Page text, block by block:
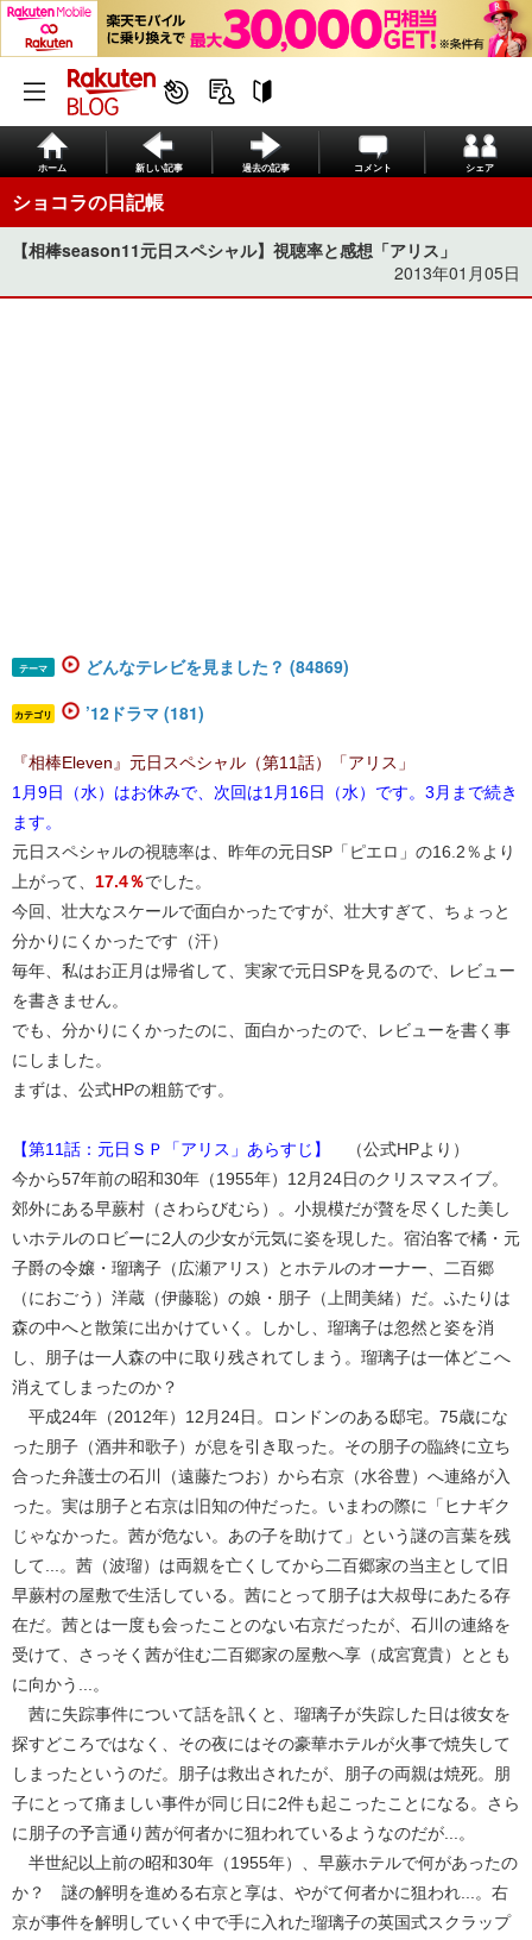
ホーム 新しい記事 過去の記事 コメント シェア
ショコラの日記帳
【相棒season11元日スペシャル】視聴率と感想「アリス」
2013年01月05日
テーマ どんなテレビを見ました？ (84869)
カテゴリ ’12ドラマ (181)
『相棒Eleven』元日スペシャル（第11話）「アリス」
1月9日（水）はお休みで、次回は1月16日（水）です。 3月まで続き
ます。
元日スペシャルの視聴率は、昨年の元日SP「ピエロ」の16.2％より
上がって、 17.4％でした。
今回、壮大なスケールで面白かったですが、壮大すぎて、ちょっと
分かりにくかったです（汗）
毎年、私はお正月は帰省して、実家で元日SPを見るので、レビュー
を書きません。
でも、分かりにくかったのに、面白かったので、レビューを書く事
にしました。
まずは、公式HPの粗筋です。
【第11話：元日ＳＰ「アリス」あらすじ】
（公式HPより）
今から57年前の昭和30年（1955年）12月24日のクリスマスイブ。
郊外にある早蕨村（さわらびむら）。小規模だが贅を尽くした美し
いホテルのロビーに2人の少女が元気に姿を現した。宿泊客で橘・元
子爵の令嬢・瑠璃子（広瀬アリス）とホテルのオーナー、二百郷
（におごう）洋蔵（伊藤聡）の娘・朋子（上間美緒）だ。ふたりは
森の中へと散策に出かけていく。しかし、瑠璃子は忽然と姿を消
し、朋子は一人森の中に取り残されてしまう。瑠璃子は一体どこへ
消えてしまったのか？
平成24年（2012年）12月24日。ロンドンのある邸宅。75歳にな
った朋子（酒井和歌子）が息を引き取った。その朋子の臨終に立ち
合った弁護士の石川（遠藤たつお）から右京（水谷豊）へ連絡が入
った。実は朋子と右京は旧知の仲だった。いまわの際に「ヒナギク
じゃなかった。茜が危ない。あの子を助けて」という謎の言葉を残
して...。茜（波瑠）は両親を亡くしてから二百郷家の当主として旧
早蕨村の屋敷で生活している。茜にとって朋子は大叔母にあたる存
在だ。茜とは一度も会ったことのない右京だったが、石川の連絡を
受けて、さっそく茜が住む二百郷家の屋敷へ享（成宮寛貴）ととも
に向かう...。
茜に失踪事件について話を訊くと、瑠璃子が失踪した日は彼女を
探すどころではなく、その夜にはその豪華ホテルが火事で焼失して
しまったというのだ。朋子は救出されたが、朋子の両親は焼死。朋
子にとって痛ましい事件が同じ日に2件も起こったことになる。さら
に朋子の予言通り茜が何者かに狙われているようなのだが...。
半世紀以上前の昭和30年（1955年）、早蕨ホテルで何があったの
か？ 謎の解明を進める右京と享は、やがて何者かに狙われ...。右
京が事件を解明していく中で手に入れた瑠璃子の英国式スクラップ